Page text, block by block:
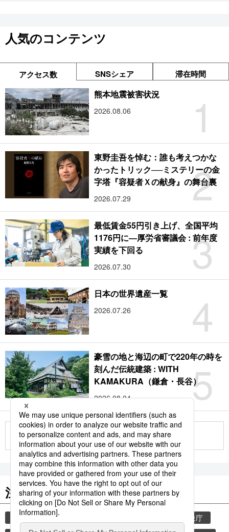
人気のコンテンツ
アクセス数 SNSシェア 滞在時間
1
熊本地震被害状況
2026.08.06
2
東野圭吾を悼む：誰も考えつかな
かったトリック──ミステリーの金
字塔『容疑者Ｘの献身』の舞台裏
2026.07.29
3
最低賃金55円引き上げ、全国平均
1176円に―厚労省審議会 : 前年度
実績を下回る
2026.07.30
4
日本の世界遺産一覧
2026.07.26
5
豪雪の地と海辺の町で220年の時を
刻んだ伝統建築 : WITH
KAMAKURA（鎌倉・長谷）
2026.08.04
もっと見る
注目のキーワード
共同通信ニュース
気象庁